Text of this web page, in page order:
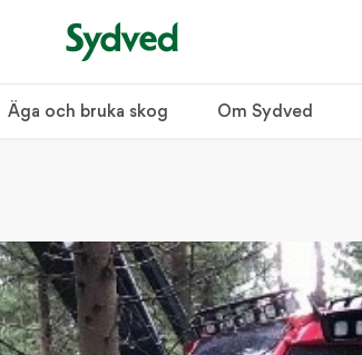
Äga och bruka skog Om Sydved